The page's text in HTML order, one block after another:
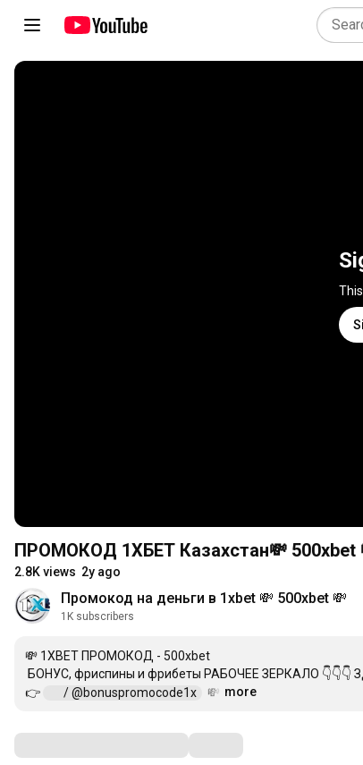
ПРОМОКОД 1ХБЕТ Казахстан💸 500xbet
2.8K views 2y ago
Промокод на деньги в 1xbet 💸 500xbet 💸
1K subscribers
💸 1XBET ПРОМОКОД - 500xbet
👉
/ @bonuspromocode1x
  💸
…
more